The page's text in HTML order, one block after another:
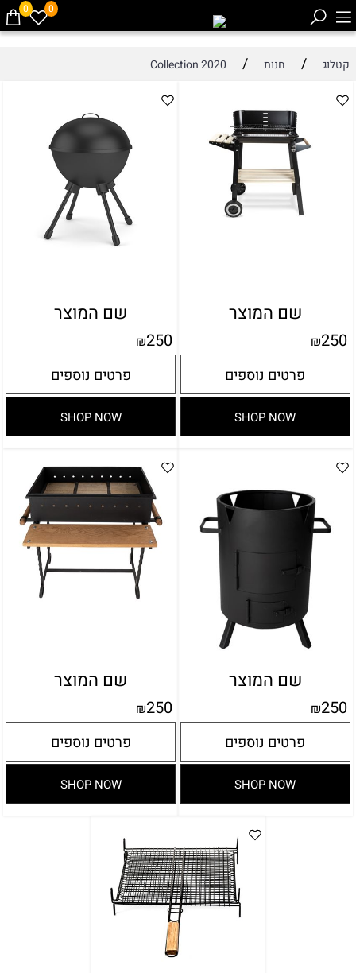
0 0
קטלוג / חנות /
Collection 2020
שם המוצר
₪250
פרטים נוספים
SHOP NOW
שם המוצר
₪250
פרטים נוספים
SHOP NOW
שם המוצר
₪250
פרטים נוספים
SHOP NOW
שם המוצר
₪250
פרטים נוספים
SHOP NOW